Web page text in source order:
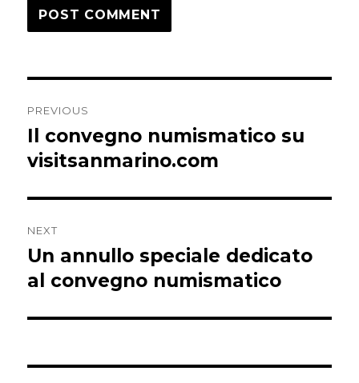
navigation
PREVIOUS
Previous
post:
Il convegno numismatico su
visitsanmarino.com
NEXT
Next
post:
Un annullo speciale dedicato
al convegno numismatico